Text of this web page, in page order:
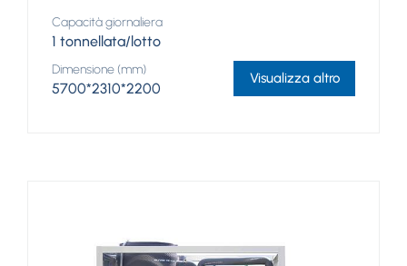
Capacità giornaliera
1 tonnellata/lotto
Dimensione (mm)
5700*2310*2200
Visualizza altro